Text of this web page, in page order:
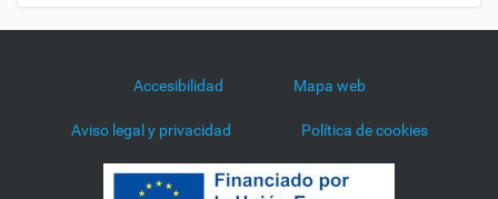
Accesibilidad Mapa web
Aviso legal y privacidad Política de cookies